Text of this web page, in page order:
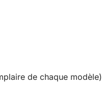
de chaque modèle)